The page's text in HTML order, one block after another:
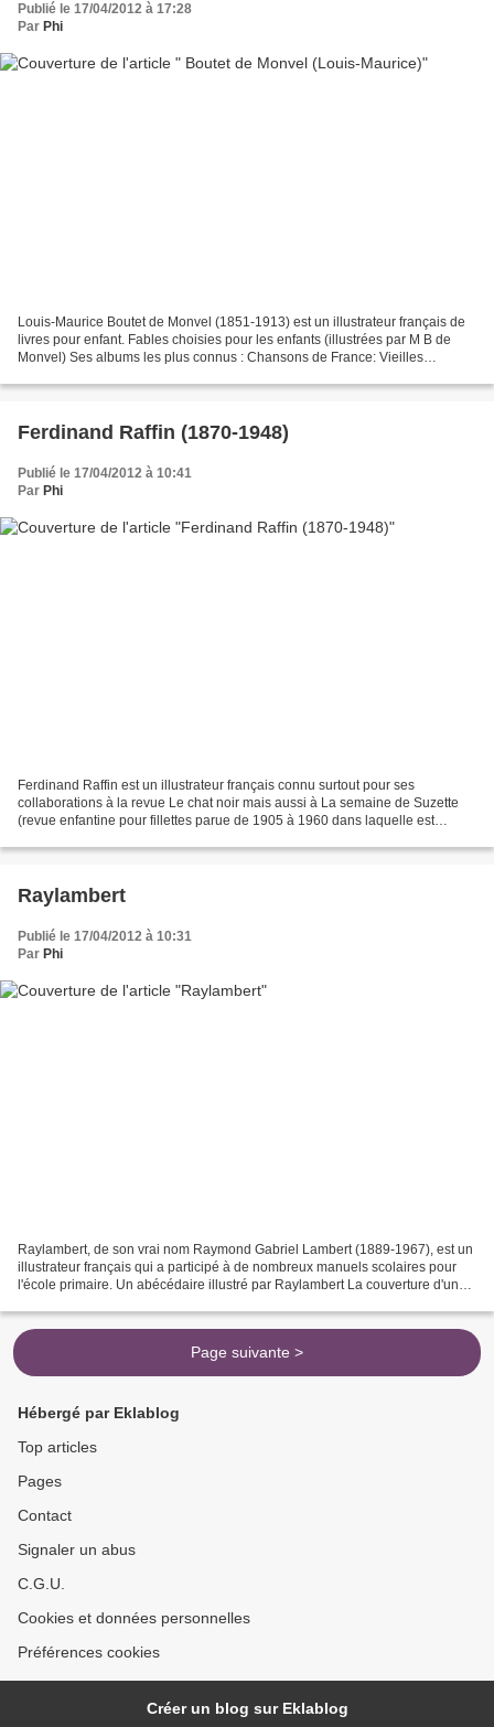
Publié le 17/04/2012 à 17:28
Par Phi
Louis-Maurice Boutet de Monvel (1851-1913) est un illustrateur français de
livres pour enfant. Fables choisies pour les enfants (illustrées par M B de
Monvel) Ses albums les plus connus : Chansons de France: Vieilles
Ferdinand Raffin (1870-1948)
Publié le 17/04/2012 à 10:41
Par Phi
Ferdinand Raffin est un illustrateur français connu surtout pour ses
collaborations à la revue Le chat noir mais aussi à La semaine de Suzette
(revue enfantine pour fillettes parue de 1905 à 1960 dans laquelle est
Raylambert
Publié le 17/04/2012 à 10:31
Par Phi
Raylambert, de son vrai nom Raymond Gabriel Lambert (1889-1967), est un
illustrateur français qui a participé à de nombreux manuels scolaires pour
l'école primaire. Un abécédaire illustré par Raylambert La couverture d'un
Page suivante >
Hébergé par Eklablog
Top articles
Pages
Contact
Signaler un abus
C.G.U.
Cookies et données personnelles
Préférences cookies
Créer un blog sur Eklablog